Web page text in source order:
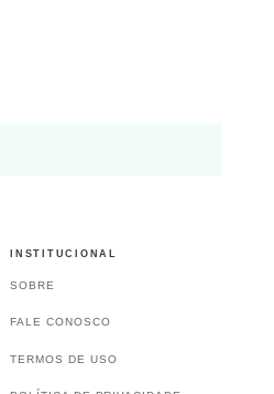
INSTITUCIONAL
SOBRE
FALE CONOSCO
TERMOS DE USO